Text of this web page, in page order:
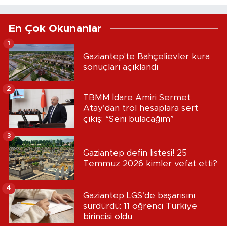
En Çok Okunanlar
Gaziantep'te Bahçelievler kura
sonuçları açıklandı
1
TBMM İdare Amiri Sermet
Atay’dan trol hesaplara sert
çıkış: “Seni bulacağım”
2
Gaziantep defin listesi! 25
Temmuz 2026 kimler vefat etti?
3
Gaziantep LGS’de başarısını
sürdürdü: 11 öğrenci Türkiye
birincisi oldu
4